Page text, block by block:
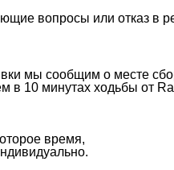
вопросы или отказ в
мы сообщим о месте
в 10 минутах ходьбы от
время,